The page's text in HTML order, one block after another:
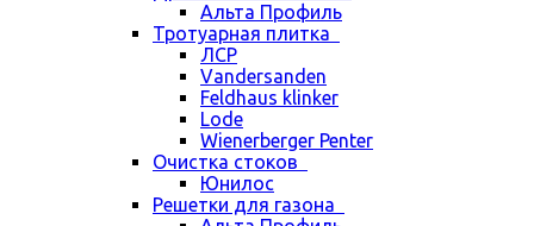
Альта Профиль
Тротуарная плитка
ЛСР
Vandersanden
Feldhaus klinker
Lode
Wienerberger Penter
Очистка стоков
Юнилос
Решетки для газона